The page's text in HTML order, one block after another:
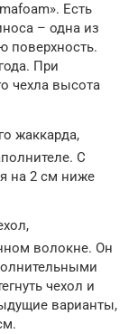
Есть
– одна из
поверхность.
При
чехла высота
жаккарда,
С
на 2 см ниже
волокне. Он
чехол и
варианты,